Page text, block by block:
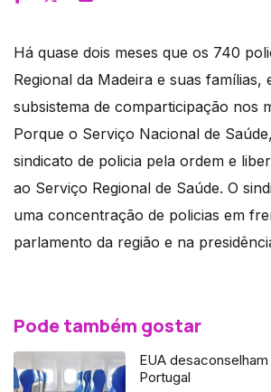
Há quase dois meses que os 740
Regional da Madeira e suas famílias,
subsistema de comparticipação nos
Porque o Serviço Nacional de
sindicato de policia pela ordem e
ao Serviço Regional de Saúde. O
uma concentração de policias em
parlamento da região e na
Pode também gostar
EUA
Portugal